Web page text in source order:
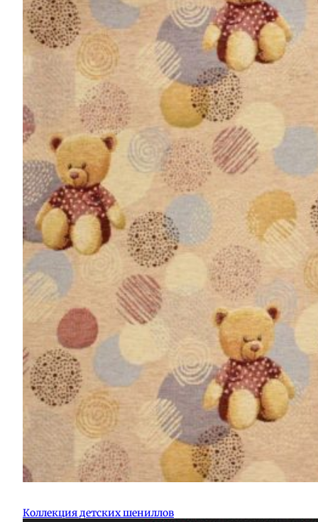
Коллекция детских шениллов